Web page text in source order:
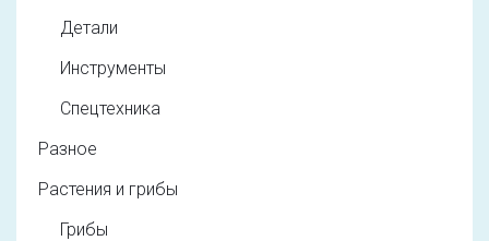
Детали
Инструменты
Спецтехника
Разное
Растения и грибы
Грибы